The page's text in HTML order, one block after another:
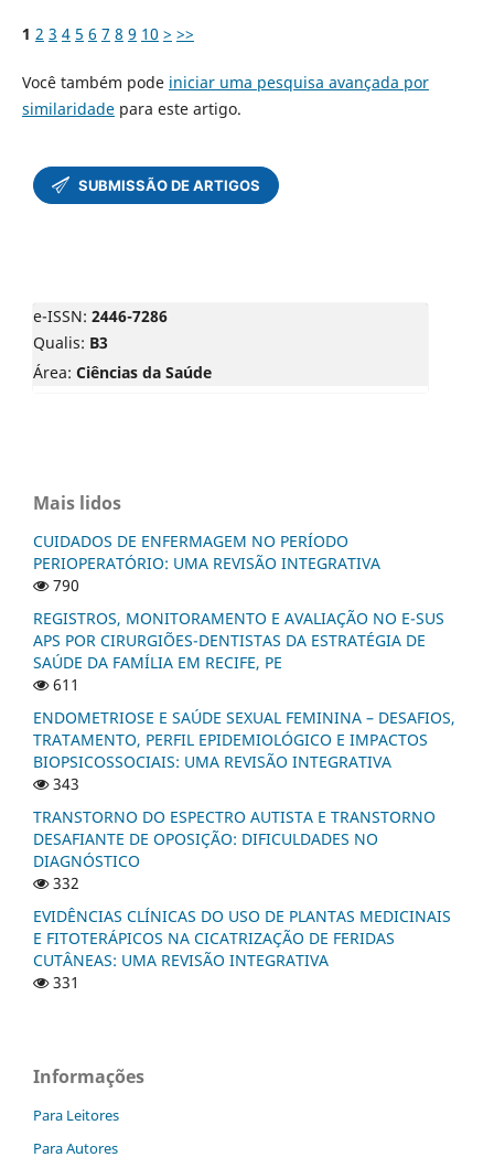
1 2 3 4 5 6 7 8 9 10 > >>
Você também pode iniciar uma pesquisa avançada por
similaridadepara este artigo.
e-ISSN: 2446-7286
Qualis: B3
Área: Ciências da Saúde
Mais lidos
CUIDADOS DE ENFERMAGEM NO PERÍODO
PERIOPERATÓRIO: UMA REVISÃO INTEGRATIVA
790
REGISTROS, MONITORAMENTO E AVALIAÇÃO NO E-SUS
APS POR CIRURGIÕES-DENTISTAS DA ESTRATÉGIA DE
SAÚDE DA FAMÍLIA EM RECIFE, PE
611
ENDOMETRIOSE E SAÚDE SEXUAL FEMININA – DESAFIOS,
TRATAMENTO, PERFIL EPIDEMIOLÓGICO E IMPACTOS
BIOPSICOSSOCIAIS: UMA REVISÃO INTEGRATIVA
343
TRANSTORNO DO ESPECTRO AUTISTA E TRANSTORNO
DESAFIANTE DE OPOSIÇÃO: DIFICULDADES NO
DIAGNÓSTICO
332
EVIDÊNCIAS CLÍNICAS DO USO DE PLANTAS MEDICINAIS
E FITOTERÁPICOS NA CICATRIZAÇÃO DE FERIDAS
CUTÂNEAS: UMA REVISÃO INTEGRATIVA
331
Informações
Para Leitores
Para Autores